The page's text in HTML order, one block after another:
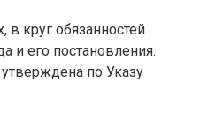
круг обязанностей
и его постановления.
по Указу